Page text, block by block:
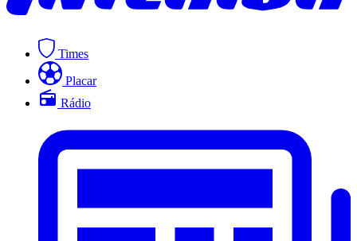
Times
Placar
Rádio